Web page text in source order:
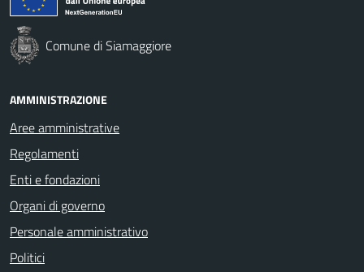
Comune di Siamaggiore
AMMINISTRAZIONE
Aree amministrative
Regolamenti
Enti e fondazioni
Organi di governo
Personale amministrativo
Politici